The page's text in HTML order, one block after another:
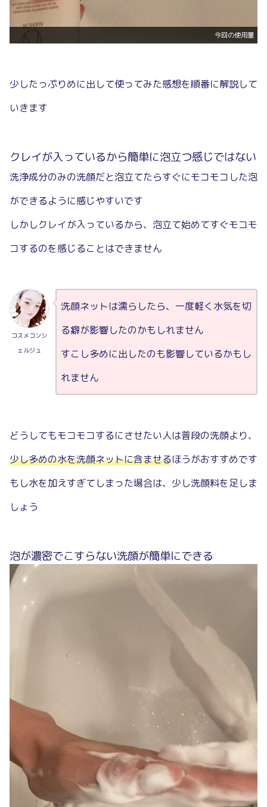
今回の使用量
少したっぷりめに出して使ってみた感想を順番に解説して
いきます
クレイが入っているから簡単に泡立つ感じではない
洗浄成分のみの洗顔だと泡立てたらすぐにモコモコした泡
ができるように感じやすいです
しかしクレイが入っているから、泡立て始めてすぐモコモ
コするのを感じることはできません
コスメコンシ
ェルジュ
洗顔ネットは濡らしたら、一度軽く水気を切
る癖が影響したのかもしれません
すこし多めに出したのも影響しているかもし
れません
どうしてもモコモコするにさせたい人は普段の洗顔より、
少し多めの水を洗顔ネットに含ませるほうがおすすめです
もし水を加えすぎてしまった場合は、少し洗顔料を足しま
しょう
泡が濃密でこすらない洗顔が簡単にできる